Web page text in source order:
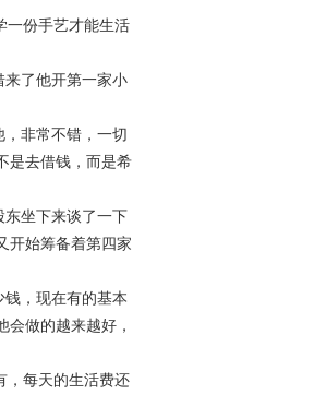
一份手艺才能生活
了他开第一家小
非常不错，一切
是去借钱，而是希
坐下来谈了一下
开始筹备着第四家
，现在有的基本
做的越来越好，
，每天的生活费还